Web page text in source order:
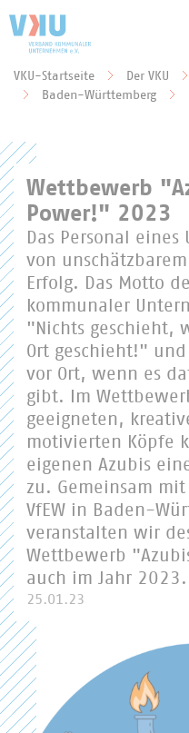
Sie befinden sich hier:
VKU-Startseite Der VKU
Baden-Württemberg
Wettbewerb
Power!" 2023
Das Personal
von
Erfolg. Das Motto
kommunaler
"Nichts geschieht,
Ort geschieht!"
vor Ort, wenn es
gibt. Im
geeigneten,
motivierten Köpfe
eigenen Azubis
zu. Gemeinsam mit
VfEW in Baden-
veranstalten wir
Wettbewerb
auch im Jahr 2023.
25.01.23